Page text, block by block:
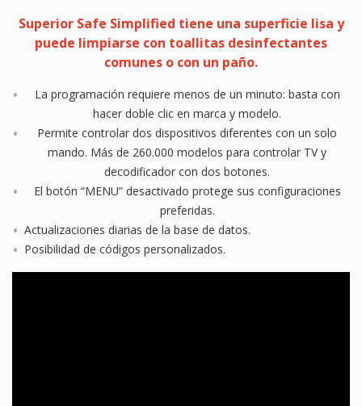
Superior Safe Simplified tiene una superficie lisa y
puede limpiarse con toallitas desinfectantes
comunes o con un paño.
La programación requiere menos de un minuto: basta con
hacer doble clic en marca y modelo.
Permite controlar dos dispositivos diferentes con un solo
mando. Más de 260.000 modelos para controlar TV y
decodificador con dos botones.
El botón “MENU” desactivado protege sus configuraciones
preferidas.
Actualizaciones diarias de la base de datos.
Posibilidad de códigos personalizados.